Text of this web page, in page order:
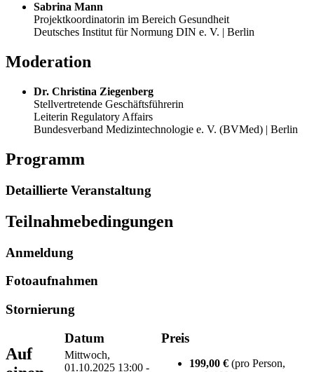
Sabrina Mann
Projektkoordinatorin im Bereich Gesundheit
Deutsches Institut für Normung DIN e. V. | Berlin
Moderation
Dr. Christina Ziegenberg
Stellvertretende Geschäftsführerin
Leiterin Regulatory Affairs
Bundesverband Medizintechnologie e. V. (BVMed) | Berlin
Programm
Detaillierte Veranstaltung
Teilnahmebedingungen
Anmeldung
Fotoaufnahmen
Stornierung
Auf
Datum
Mittwoch,
01.10.2025 13:00 -
Preis
199,00 €(pro Person,